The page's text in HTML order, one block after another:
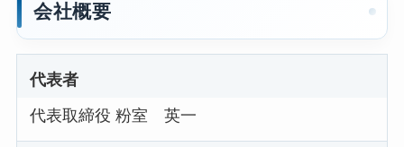
会社概要
代表者
代表取締役 粉室 英一